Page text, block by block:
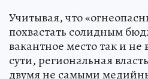
Учитывая, что
похвастать солидным
вакантное место так и не
сути, региональная
двумя не самыми